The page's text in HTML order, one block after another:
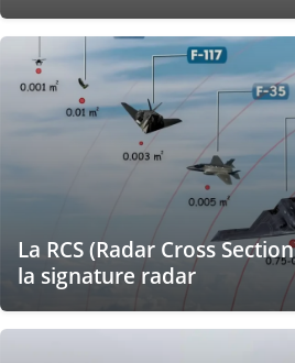
La RCS (Radar Cross
la signature radar